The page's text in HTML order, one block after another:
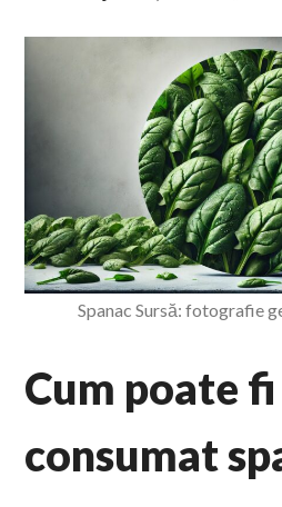
Spanac Sursă: fotografie
Cum poate fi
consumat